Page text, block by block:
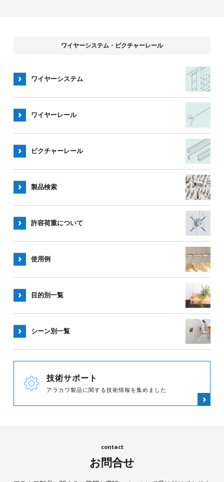
ワイヤーシステム・ピクチャーレール
ワイヤーシステム
ワイヤーレール
ピクチャーレール
製品検索
許容荷重について
使用例
目的別一覧
シーン別一覧
技術サポート
アラカワ製品に関する技術情報を集めました
お問合せ